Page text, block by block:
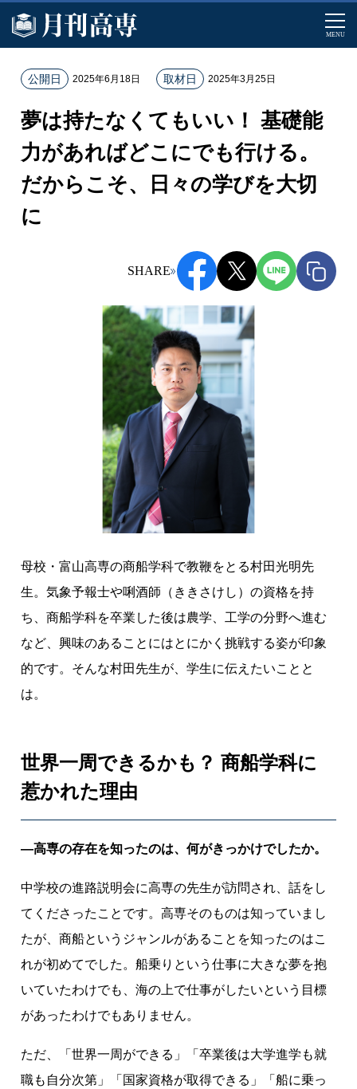
MENU
ホ
ム
事
一
夢
れ
ば
こ
も
る
。
だ
か
ら
そ
、
々
の
学
び
大
切
夢は持たなくてもいい！ 基礎能
力があればどこにでも行ける。
だからこそ、日々の学びを大切
に
SHARE
公開日 2025年6月18日 取材日 2025年3月25日
母校・富山高専の商船学科で教鞭をとる村田光明先
生。気象予報士や唎酒師（ききさけし）の資格を持
ち、商船学科を卒業した後は農学、工学の分野へ進む
など、興味のあることにはとにかく挑戦する姿が印象
的です。そんな村田先生が、学生に伝えたいことと
は。
世界一周できるかも？ 商船学科に
惹かれた理由
―高専の存在を知ったのは、何がきっかけでしたか。
中学校の進路説明会に高専の先生が訪問され、話をし
てくださったことです。高専そのものは知っていまし
たが、商船というジャンルがあることを知ったのはこ
れが初めてでした。船乗りという仕事に大きな夢を抱
いていたわけでも、海の上で仕事がしたいという目標
があったわけでもありません。
ただ、「世界一周ができる」「卒業後は大学進学も就
職も自分次第」「国家資格が取得できる」「船に乗っ